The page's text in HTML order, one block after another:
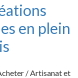
en plein
/ Artisanat et